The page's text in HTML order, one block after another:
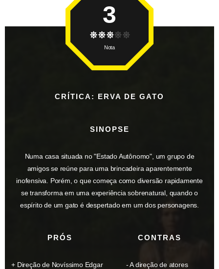
CRÍTICA: ERVA DE GATO
SINOPSE
Numa casa situada no "Estado Autônomo", um grupo de
amigos se reúne para uma brincadeira aparentemente
inofensiva. Porém, o que começa como diversão rapidamente
se transforma em uma experiência sobrenatural, quando o
espírito de um gato é despertado em um dos personagens.
PRÓS
Direção de Novíssimo Edgar
CONTRAS
A direção de atores
3
Nota